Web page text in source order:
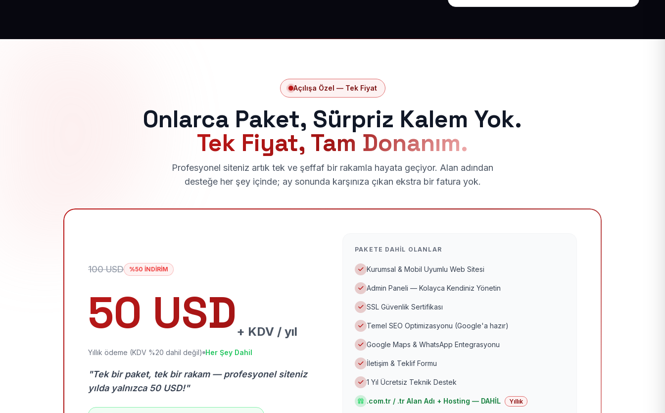
Açılışa Özel — Tek Fiyat
Onlarca Paket, Sürpriz Kalem Yok.
Tek Fiyat, Tam Donanım.
Profesyonel siteniz artık tek ve şeffaf bir rakamla hayata geçiyor. Alan adından
desteğe her şey içinde; ay sonunda karşınıza çıkan ekstra bir fatura yok.
100 USD %50 İNDİRİM
50 USD + KDV / yıl
Yıllık ödeme (KDV %20 dahil değil) Her Şey Dahil
"Tek bir paket, tek bir rakam — profesyonel siteniz
yılda yalnızca 50 USD!"
PAKETE DAHIL OLANLAR
Kurumsal & Mobil Uyumlu Web Sitesi
Admin Paneli — Kolayca Kendiniz Yönetin
SSL Güvenlik Sertifikası
Temel SEO Optimizasyonu (Google'a hazır)
Google Maps & WhatsApp Entegrasyonu
İletişim & Teklif Formu
1 Yıl Ücretsiz Teknik Destek
.com.tr / .tr Alan Adı + Hosting — DAHİL Yıllık